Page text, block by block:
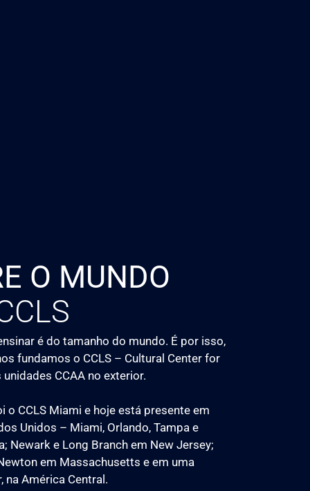
O MUNDO
é do tamanho do mundo. É por isso,
fundamos o CCLS – Cultural Center for
CCAA no exterior.
o CCLS Miami e hoje está presente em
Unidos – Miami, Orlando, Tampa e
Newark e Long Branch em New Jersey;
em Massachusetts e em uma
na América Central.